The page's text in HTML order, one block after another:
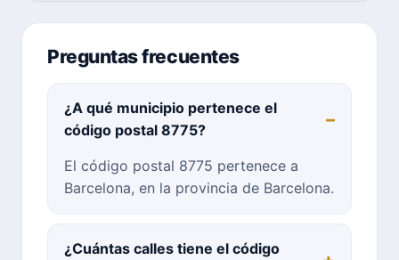
Preguntas frecuentes
¿A qué municipio pertenece el
código postal 8775?
El código postal 8775 pertenece a
Barcelona, en la provincia de Barcelona.
¿Cuántas calles tiene el código